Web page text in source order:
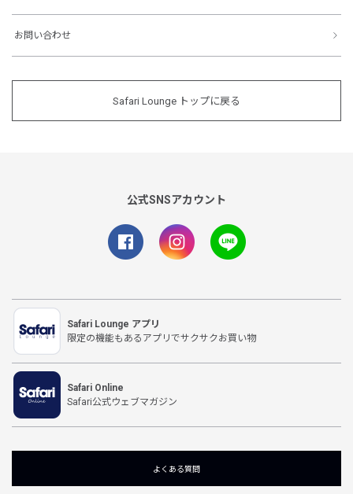
お問い合わせ
Safari Lounge トップに戻る
公式SNSアカウント
Safari Lounge アプリ
限定の機能もあるアプリでサクサクお買い物
Safari Online
Safari公式ウェブマガジン
よくある質問